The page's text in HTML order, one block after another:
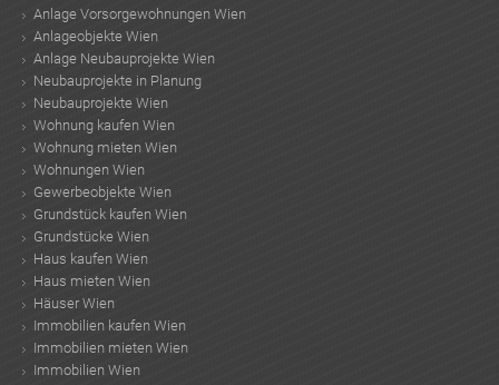
Anlage Vorsorgewohnungen Wien
Anlageobjekte Wien
Anlage Neubauprojekte Wien
Neubauprojekte in Planung
Neubauprojekte Wien
Wohnung kaufen Wien
Wohnung mieten Wien
Wohnungen Wien
Gewerbeobjekte Wien
Grundstück kaufen Wien
Grundstücke Wien
Haus kaufen Wien
Haus mieten Wien
Häuser Wien
Immobilien kaufen Wien
Immobilien mieten Wien
Immobilien Wien